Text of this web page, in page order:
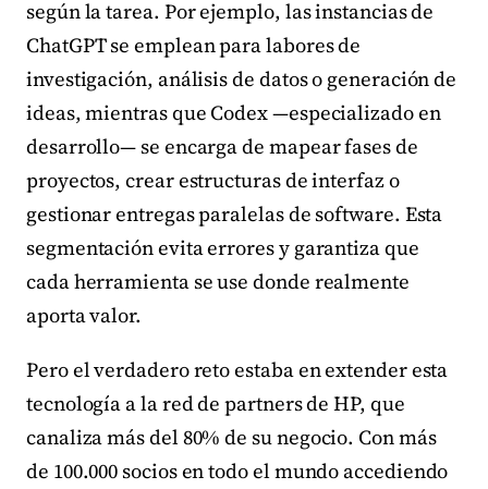
según la tarea. Por ejemplo, las instancias de
ChatGPT se emplean para labores de
investigación, análisis de datos o generación de
ideas, mientras que Codex —especializado en
desarrollo— se encarga de mapear fases de
proyectos, crear estructuras de interfaz o
gestionar entregas paralelas de software. Esta
segmentación evita errores y garantiza que
cada herramienta se use donde realmente
aporta valor.
Pero el verdadero reto estaba en extender esta
tecnología a la red de partners de HP, que
canaliza más del 80% de su negocio. Con más
de 100.000 socios en todo el mundo accediendo